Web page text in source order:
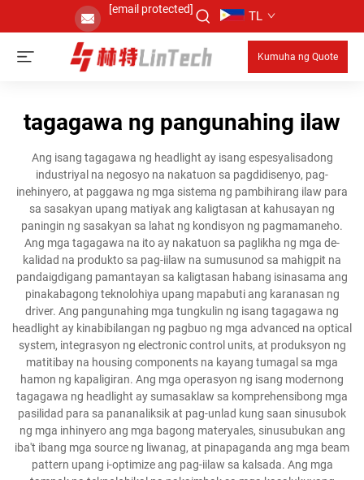
[email protected] TL
Kumuha ng Quote
tagagawa ng pangunahing ilaw
Ang isang tagagawa ng headlight ay isang espesyalisadong
industriyal na negosyo na nakatuon sa pagdidisenyo, pag-
inehinyero, at paggawa ng mga sistema ng pambihirang ilaw para
sa sasakyan upang matiyak ang kaligtasan at kahusayan ng
paningin ng sasakyan sa lahat ng kondisyon ng pagmamaneho.
Ang mga tagagawa na ito ay nakatuon sa paglikha ng mga de-
kalidad na produkto sa pag-iilaw na sumusunod sa mahigpit na
pandaigdigang pamantayan sa kaligtasan habang isinasama ang
pinakabagong teknolohiya upang mapabuti ang karanasan ng
driver. Ang pangunahing mga tungkulin ng isang tagagawa ng
headlight ay kinabibilangan ng pagbuo ng mga advanced na optical
system, integrasyon ng electronic control units, at produksyon ng
matitibay na housing components na kayang tumagal sa mga
hamon ng kapaligiran. Ang mga operasyon ng isang modernong
tagagawa ng headlight ay sumasaklaw sa komprehensibong mga
pasilidad para sa pananaliksik at pag-unlad kung saan sinusubok
ng mga inhinyero ang mga bagong materyales, sinusubukan ang
iba't ibang mga source ng liwanag, at pinapaganda ang mga beam
pattern upang i-optimize ang pag-iilaw sa kalsada. Ang mga